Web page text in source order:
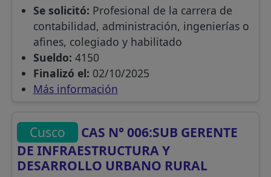
Se solicitó: Profesional de la carrera de
contabilidad, administración, ingenierías o
afines, colegiado y habilitado
Sueldo: 4150
Finalizó el: 02/10/2025
Más información
Cusco
CAS N° 006:SUB GERENTE
DE INFRAESTRUCTURA Y
DESARROLLO URBANO RURAL